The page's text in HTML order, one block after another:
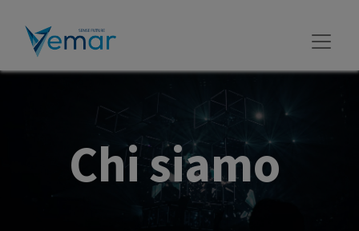
Chi siamo